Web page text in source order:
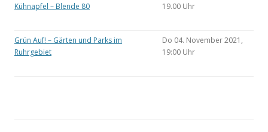
Kühnapfel – Blende 80
19.00 Uhr
Grün Auf! – Gärten und Parks im
Ruhrgebiet
Do 04. November 2021,
19:00 Uhr